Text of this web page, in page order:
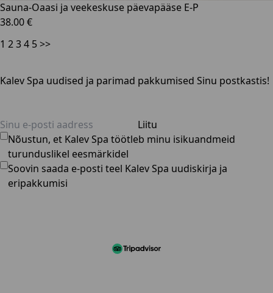
Sauna-Oaasi ja veekeskuse päevapääse E-P
38.00 €
1 234 5>>
Kalev Spa uudised ja parimad pakkumised Sinu postkastis!
Liitu
Nõustun, et Kalev Spa töötleb minu isikuandmeid
turunduslikel eesmärkidel
Soovin saada e-posti teel Kalev Spa uudiskirja ja
eripakkumisi